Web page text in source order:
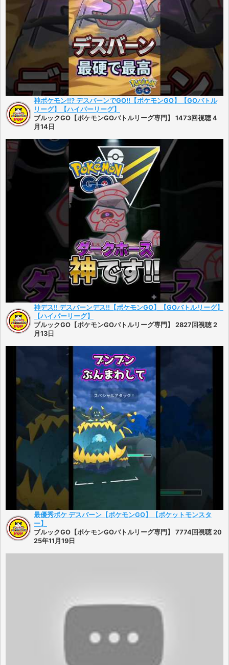
神ポケモン!!? デスバーンでGO!!【ポケモンGO】【GOバトル
リーグ】【ハイパーリーグ】
ブルックGO【ポケモンGOバトルリーグ専門】 1473回視聴 4
月14日
神デス!! デスバーンデス!!【ポケモンGO】【GOバトルリーグ】
【ハイパーリーグ】
ブルックGO【ポケモンGOバトルリーグ専門】 2827回視聴 2
月13日
最優秀ポケ デスバーン【ポケモンGO】【ポケットモンスタ
ー】
ブルックGO【ポケモンGOバトルリーグ専門】 7774回視聴 20
25年11月19日